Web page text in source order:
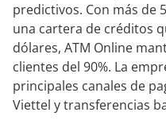
predictivos. Con más de
una cartera de créditos
dólares, ATM Online
clientes del 90%. La
principales canales de
Viettel y transferencias